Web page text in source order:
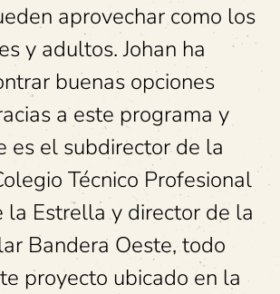
aprovechar como los
y adultos. Johan ha
buenas opciones
a este programa y
es el subdirector de la
Técnico Profesional
la Estrella y director de la
Bandera Oeste, todo
proyecto ubicado en la